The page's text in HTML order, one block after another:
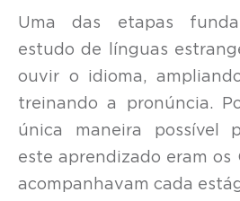
Uma das etapas
estudo de línguas
ouvir o idioma,
treinando a pronúncia.
única maneira possível
este aprendizado eram os
acompanhavam cada